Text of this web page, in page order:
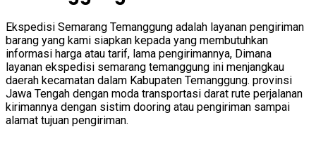
Ekspedisi Semarang Temanggung adalah layanan pengiriman
barang yang kami siapkan kepada yang membutuhkan
informasi harga atau tarif, lama pengirimannya, Dimana
layanan ekspedisi semarang temanggung ini menjangkau
daerah kecamatan dalam Kabupaten Temanggung. provinsi
Jawa Tengah dengan moda transportasi darat rute perjalanan
kirimannya dengan sistim dooring atau pengiriman sampai
alamat tujuan pengiriman.